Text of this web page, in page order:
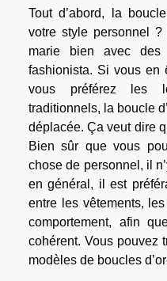
Tout d’abord, la
votre style personnel
marie bien avec des
fashionista. Si vous en
vous préférez les
traditionnels, la boucle
déplacée. Ça veut dire
Bien sûr que vous
chose de personnel, il
en général, il est
entre les vêtements,
comportement, afin
cohérent. Vous pouvez
modèles de boucles